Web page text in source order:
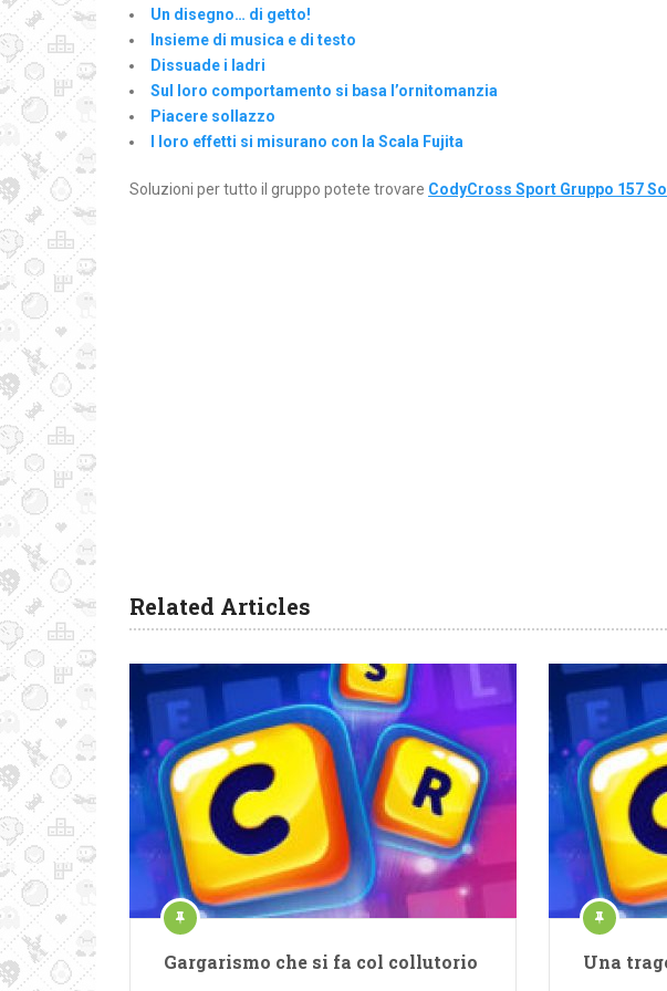
Un disegno… di getto!
Insieme di musica e di testo
Dissuade i ladri
Sul loro comportamento si basa l’ornitomanzia
Piacere sollazzo
I loro effetti si misurano con la Scala Fujita
Soluzioni per tutto il gruppo potete trovare CodyCross Sport Gruppo 157
Related Articles
Gargarismo che si fa col collutorio Una